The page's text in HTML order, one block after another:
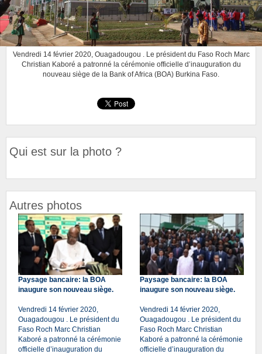
Vendredi 14 février 2020, Ouagadougou . Le président du Faso Roch Marc
Christian Kaboré a patronné la cérémonie officielle d’inauguration du
nouveau siège de la Bank of Africa (BOA) Burkina Faso.
Qui est sur la photo ?
Autres photos
Paysage bancaire: la BOA
inaugure son nouveau siège.
Vendredi 14 février 2020,
Ouagadougou . Le président du
Faso Roch Marc Christian
Kaboré a patronné la cérémonie
officielle d’inauguration du
Paysage bancaire: la BOA
inaugure son nouveau siège.
Vendredi 14 février 2020,
Ouagadougou . Le président du
Faso Roch Marc Christian
Kaboré a patronné la cérémonie
officielle d’inauguration du